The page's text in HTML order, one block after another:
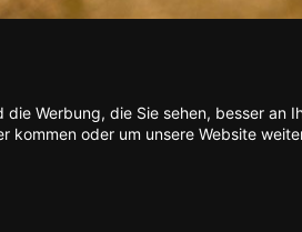
Werbung, die Sie sehen, besser an
kommen oder um unsere Website
aktivieren